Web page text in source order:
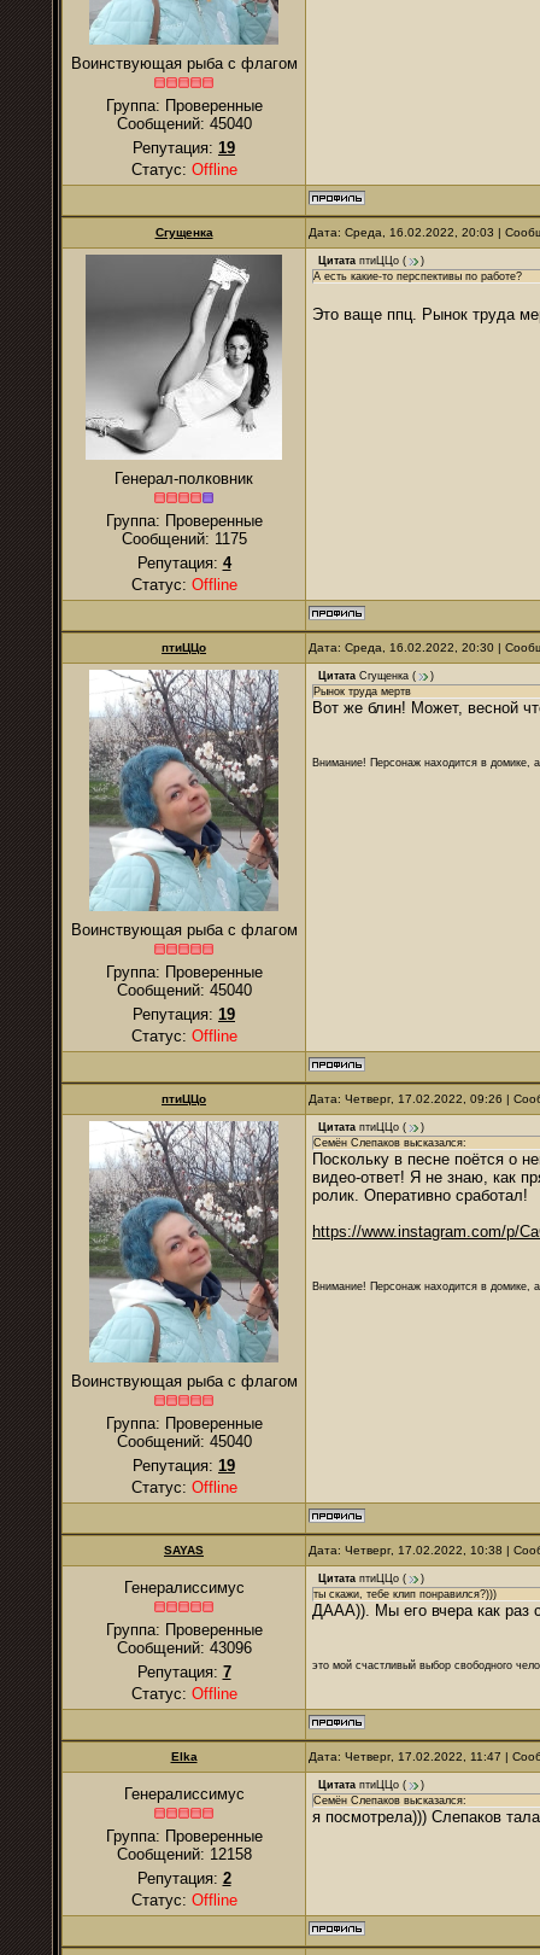
Воинствующая рыба с флагом
Группа: Проверенные
Сообщений: 45040
Репутация: 19
Статус: Offline
Сгущенка Дата: Среда, 16.02.2022, 20:03 |
Генерал-полковник
Группа: Проверенные
Сообщений: 1175
Репутация: 4
Статус: Offline
Цитата птиЦЦо (
)
А есть какие-то перспективы по работе?
Это ваще ппц. Рынок труда
птиЦЦо Дата: Среда, 16.02.2022, 20:30 |
Воинствующая рыба с флагом
Группа: Проверенные
Сообщений: 45040
Репутация: 19
Статус: Offline
Цитата Сгущенка (
)
Рынок труда мертв
Вот же блин! Может, весной
Внимание! Персонаж находится в домике,
птиЦЦо Дата: Четверг, 17.02.2022, 09:26 |
Воинствующая рыба с флагом
Группа: Проверенные
Сообщений: 45040
Репутация: 19
Статус: Offline
Цитата птиЦЦо (
)
Семён Слепаков высказался:
Поскольку в песне поётся о
видео-ответ! Я не знаю, как
ролик. Оперативно сработал!
https://www.instagram.com/p/
Внимание! Персонаж находится в домике,
SAYAS Дата: Четверг, 17.02.2022, 10:38 |
Генералиссимус
Группа: Проверенные
Сообщений: 43096
Репутация: 7
Статус: Offline
Цитата птиЦЦо (
)
ты скажи, тебе клип понравился?)))
ДААА)). Мы его вчера как раз
это мой счастливый выбор свободного
Elka Дата: Четверг, 17.02.2022, 11:47 |
Генералиссимус
Группа: Проверенные
Сообщений: 12158
Репутация: 2
Статус: Offline
Цитата птиЦЦо (
)
Семён Слепаков высказался:
я посмотрела))) Слепаков